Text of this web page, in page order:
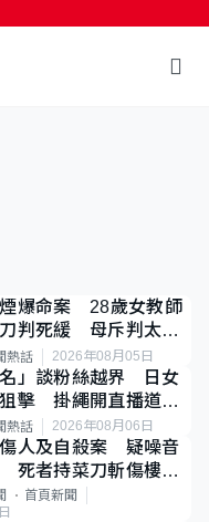
爆命案 28歲女教師
判死緩 母斥判太重
熱話 2026年08月05日
」談粉絲越界 日女
擊 掛繩開直播道歉
熱話 2026年08月06日
人及自殺案 疑噪音
死者持菜刀斬傷樓上
首頁新聞